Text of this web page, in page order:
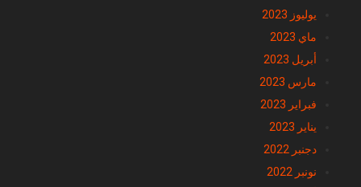
يوليوز 2023
ماي 2023
أبريل 2023
مارس 2023
فبراير 2023
يناير 2023
دجنبر 2022
نونبر 2022